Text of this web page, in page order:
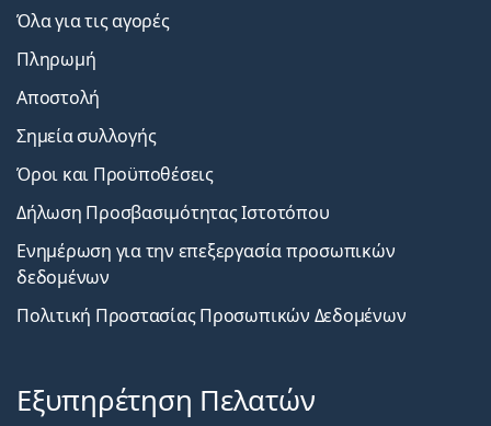
Όλα για τις αγορές
Πληρωμή
Αποστολή
Σημεία συλλογής
Όροι και Προϋποθέσεις
Δήλωση Προσβασιμότητας Ιστοτόπου
Ενημέρωση για την επεξεργασία προσωπικών
δεδομένων
Πολιτική Προστασίας Προσωπικών Δεδομένων
Εξυπηρέτηση Πελατών